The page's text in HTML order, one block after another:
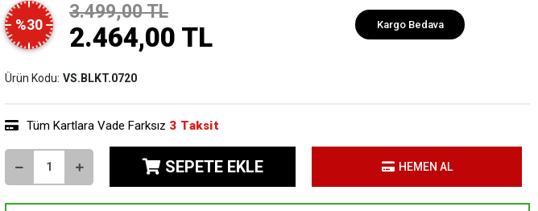
%30
3.499,00 TL
2.464,00 TL Kargo Bedava
Ürün Kodu: VS.BLKT.0720
Tüm Kartlara Vade Farksız 3 Taksit
SEPETE EKLE HEMEN AL